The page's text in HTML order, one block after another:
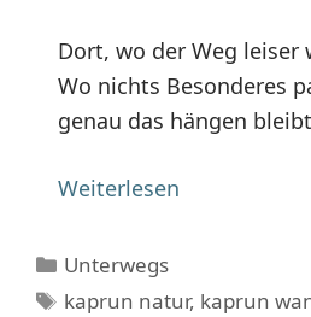
Dort, wo der Weg leiser
Wo nichts Besonderes
genau das hängen
Weiterlesen
Kategorien
Unterwegs
Schlagwörter
kaprun natur, kaprun